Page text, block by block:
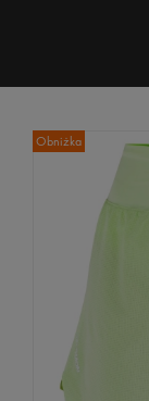
Obniżka